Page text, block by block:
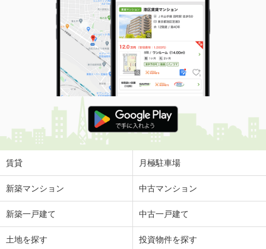
賃貸 月極駐車場
新築マンション 中古マンション
新築一戸建て 中古一戸建て
土地を探す 投資物件を探す